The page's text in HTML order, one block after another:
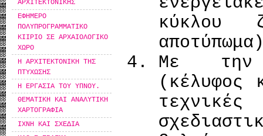
ΑΡΧΙΤΕΚΤΟΝΙΚΗΣ
ΕΦΗΜΕΡΟ
ΠΟΛΥΠΡΟΓΡΑΜΜΑΤΙΚΟ
ΚΙΙΡΙΟ ΣΕ ΑΡΧΑΙΟΛΟΓΙΚΟ
ΧΩΡΟ
Η ΑΡΧΙΤΕΚΤΟΝΙΚΗ ΤΗΣ
ΠΤΥΧΩΣΗΣ
Η ΕΡΓΑΣΙΑ ΤΟΥ ΥΠΝΟΥ.
ΘΕΜΑΤΙΚΗ ΚΑΙ ΑΝΑΛΥΤΙΚΗ
ΧΑΡΤΟΓΡΑΦΙΑ
ΙΧΝΗ ΚΑΙ ΣΧΕΔΙΑ
κύκλου
Με την
(κέλυφος